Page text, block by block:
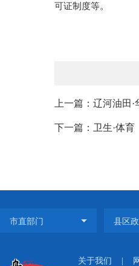
可证制度等。
上一篇：辽河油田·
下一篇：卫生·体育
关于我们